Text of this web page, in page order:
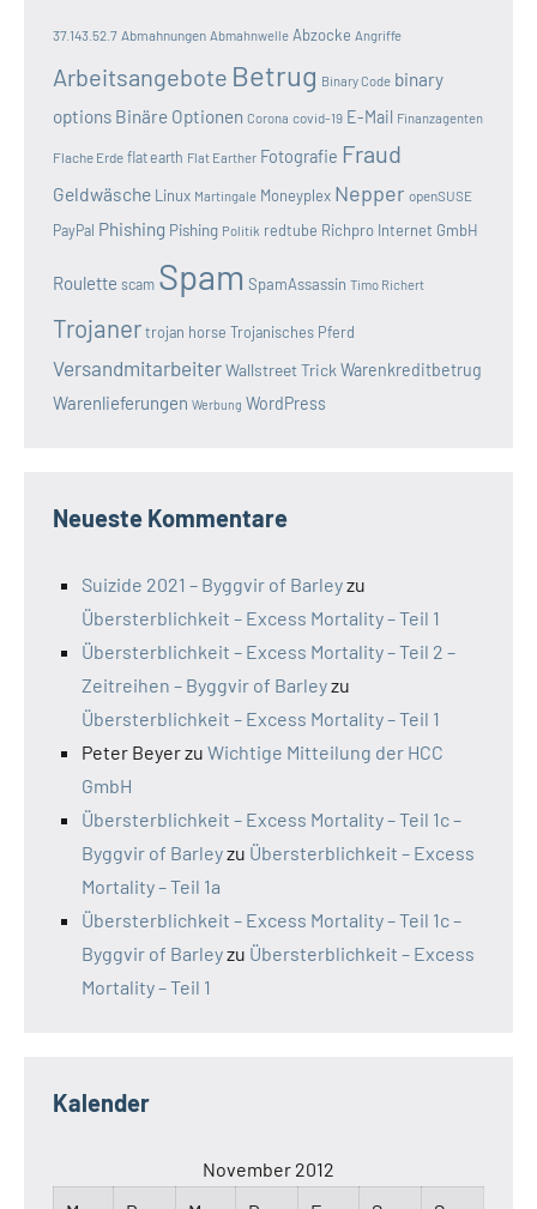
37.143.52.7 Abmahnungen Abmahnwelle Abzocke Angriffe
Arbeitsangebote Betrug Binary Code binary
options Binäre Optionen Corona covid-19 E-Mail Finanzagenten
Flache Erde flat earth Flat Earther Fotografie Fraud
Geldwäsche Linux Martingale Moneyplex Nepper openSUSE
PayPal Phishing Pishing Politik redtube Richpro Internet GmbH
Roulette scam Spam SpamAssassin Timo Richert
Trojanertrojan horse Trojanisches Pferd
VersandmitarbeiterWallstreet Trick Warenkreditbetrug
Warenlieferungen Werbung WordPress
Neueste Kommentare
Suizide 2021 – Byggvir of Barleyzu
Übersterblichkeit – Excess Mortality – Teil 1
Übersterblichkeit – Excess Mortality – Teil 2 –
Zeitreihen – Byggvir of Barleyzu
Übersterblichkeit – Excess Mortality – Teil 1
Peter Beyerzu Wichtige Mitteilung der HCC
GmbH
Übersterblichkeit – Excess Mortality – Teil 1c –
Byggvir of Barleyzu Übersterblichkeit – Excess
Mortality – Teil 1a
Übersterblichkeit – Excess Mortality – Teil 1c –
Byggvir of Barleyzu Übersterblichkeit – Excess
Mortality – Teil 1
Kalender
November 2012